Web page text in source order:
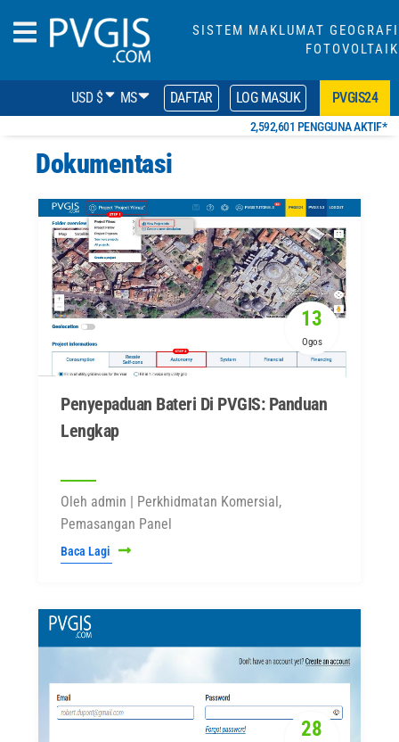
SISTEM MAKLUMAT GEOGRAFI
FOTOVOLTAIK
USD $ MS DAFTAR LOG MASUK PVGIS24
2,592,601 PENGGUNA AKTIF*
Dokumentasi
13
Ogos
Penyepaduan Bateri Di PVGIS: Panduan
Lengkap
Oleh admin | Perkhidmatan Komersial,
Pemasangan Panel
Baca Lagi
28